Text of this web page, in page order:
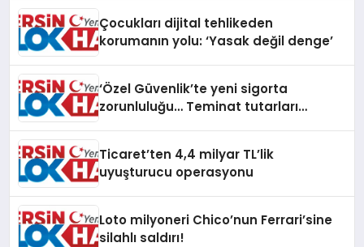
Çocukları dijital tehlikeden
korumanın yolu: ‘Yasak değil denge’
‘Özel Güvenlik’te yeni sigorta
zorunluluğu… Teminat tutarları
Ticaret’ten 4,4 milyar TL’lik
uyuşturucu operasyonu
Loto milyoneri Chico’nun Ferrari’sine
silahlı saldırı!